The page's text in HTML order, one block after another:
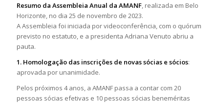
Resumo da Assembleia Anual da AMANF, realizada em Belo
Horizonte, no dia 25 de novembro de 2023.
A Assembleia foi iniciada por videoconferência, com o quórum
previsto no estatuto, e a presidenta Adriana Venuto abriu a
pauta.
1. Homologação das inscrições de novas sócias e sócios:
aprovada por unanimidade.
Pelos próximos 4 anos, a AMANF passa a contar com 20
pessoas sócias efetivas e 10 pessoas sócias beneméritas